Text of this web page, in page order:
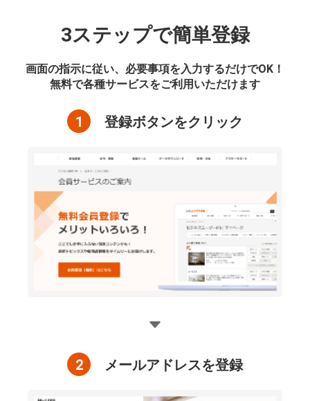
3ステップで簡単登録
画面の指示に従い、必要事項を入力するだけでOK！
無料で各種サービスをご利用いただけます
1 登録ボタンをクリック
2 メールアドレスを登録